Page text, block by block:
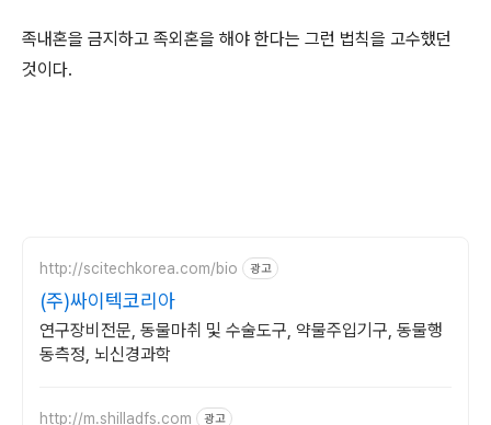
족내혼을 금지하고 족외혼을 해야 한다는 그런 법칙을 고수했던
것이다.
http://scitechkorea.com/bio 광고
(주)싸이텍코리아
연구장비전문, 동물마취 및 수술도구, 약물주입기구, 동물행
동측정, 뇌신경과학
http://m.shilladfs.com 광고